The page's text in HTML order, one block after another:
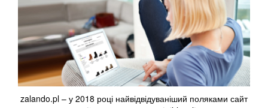
zalando.pl – у 2018 році найвідвідуваніший поляками сайт